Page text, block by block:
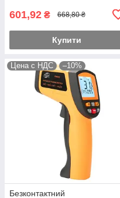
601,92 ₴ 668,80 ₴
Купити
Цена с НДС –10%
Безконтактний